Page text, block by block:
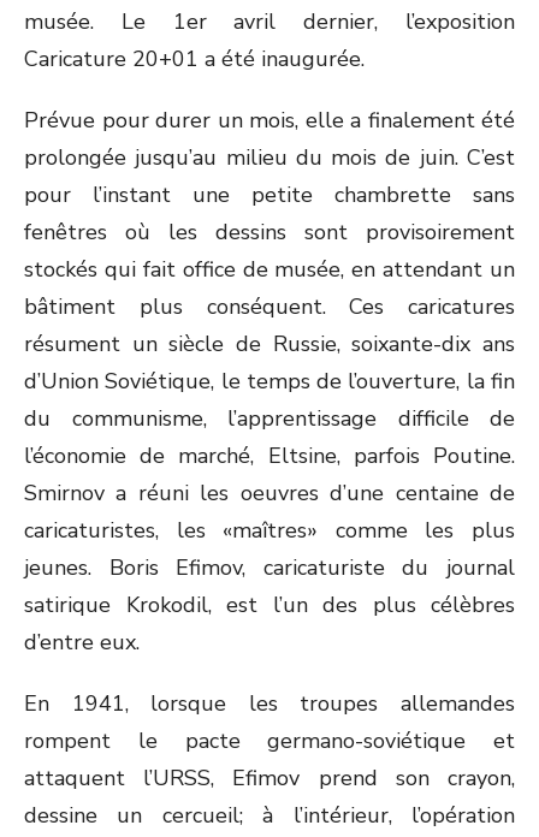
musée. Le 1er avril dernier, l’exposition
Caricature 20+01 a été inaugurée.
Prévue pour durer un mois, elle a finalement été
prolongée jusqu’au milieu du mois de juin. C’est
pour l’instant une petite chambrette sans
fenêtres où les dessins sont provisoirement
stockés qui fait office de musée, en attendant un
bâtiment plus conséquent. Ces caricatures
résument un siècle de Russie, soixante-dix ans
d’Union Soviétique, le temps de l’ouverture, la fin
du communisme, l’apprentissage difficile de
l’économie de marché, Eltsine, parfois Poutine.
Smirnov a réuni les oeuvres d’une centaine de
caricaturistes, les «maîtres» comme les plus
jeunes. Boris Efimov, caricaturiste du journal
satirique Krokodil, est l’un des plus célèbres
d’entre eux.
En 1941, lorsque les troupes allemandes
rompent le pacte germano-soviétique et
attaquent l’URSS, Efimov prend son crayon,
dessine un cercueil; à l’intérieur, l’opération